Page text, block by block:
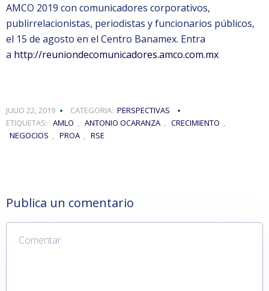
AMCO 2019 con comunicadores corporativos,
publirrelacionistas, periodistas y funcionarios públicos,
el 15 de agosto en el Centro Banamex. Entra
a http://reuniondecomunicadores.amco.com.mx
JULIO 22, 2019 CATEGORIA: PERSPECTIVAS
ETIQUETAS: AMLO , ANTONIO OCARANZA , CRECIMIENTO ,
NEGOCIOS , PROA , RSE
Publica un comentario